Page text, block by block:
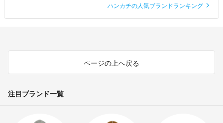
ハンカチの人気ブランドランキング
ページの上へ戻る
注目ブランド一覧